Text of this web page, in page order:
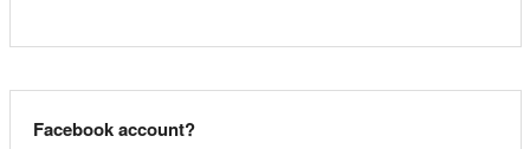
Facebook account?